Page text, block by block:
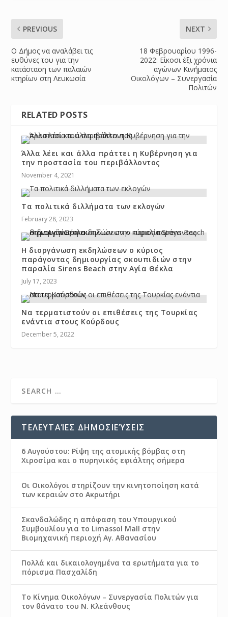
PREVIOUS
Ο Δήμος να αναλάβει τις
ευθύνες του για την
κατάσταση των παλαιών
κτηρίων στη Λευκωσία
NEXT
18 Φεβρουαρίου 1996-
2022: Είκοσι έξι χρόνια
αγώνων Κινήματος
Οικολόγων – Συνεργασία
Πολιτών
RELATED POSTS
Άλλα λέει και άλλα πράττει η Κυβέρνηση για
την προστασία του περιβάλλοντος
November 4, 2021
Τα πολιτικά διλλήματα των εκλογών
February 28, 2023
Η διοργάνωση εκδηλώσεων ο κύριος
παράγοντας δημιουργίας σκουπιδιών στην
παραλία Sirens Beach στην Αγία Θέκλα
July 17, 2023
Να τερματιστούν οι επιθέσεις της Τουρκίας
ενάντια στους Κούρδους
December 5, 2022
ΤΕΛΕΥΤΑΊΕΣ ΔΗΜΟΣΙΕΎΣΕΙΣ
6 Αυγούστου: Ρίψη της ατομικής βόμβας στη
Χιροσίμα και ο πυρηνικός εφιάλτης σήμερα
Οι Οικολόγοι στηρίζουν την κινητοποίηση κατά
των κεραιών στο Ακρωτήρι
Σκανδαλώδης η απόφαση του Υπουργικού
Συμβουλίου για το Limassol Mall στην
Βιομηχανική περιοχή Αγ. Αθανασίου
Πολλά και δικαιολογημένα τα ερωτήματα για το
πόρισμα Πασχαλίδη
Το Κίνημα Οικολόγων – Συνεργασία Πολιτών για
τον θάνατο του Ν. Κλεάνθους